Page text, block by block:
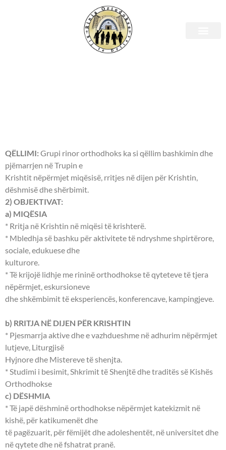
QËLLIMI:Grupi rinor orthodhoks ka si qëllim bashkimin dhe
pjëmarrjen në Trupin e
Krishtit nëpërmjet miqësisë, rritjes në dijen për Krishtin,
dëshmisë dhe shërbimit.
2) OBJEKTIVAT:
a) MIQËSIA
* Rritja në Krishtin në miqësi të krishterë.
* Mbledhja së bashku për aktivitete të ndryshme shpirtërore,
sociale, edukuese dhe
kulturore.
* Të krijojë lidhje me rininë orthodhokse të qyteteve të tjera
nëpërmjet, eskursioneve
dhe shkëmbimit të eksperiencës, konferencave, kampingjeve.
b) RRITJA NË DIJEN PËR KRISHTIN
* Pjesmarrja aktive dhe e vazhdueshme në adhurim nëpërmjet
lutjeve, Liturgjisë
Hyjnore dhe Mistereve të shenjta.
* Studimi i besimit, Shkrimit të Shenjtë dhe traditës së Kishës
Orthodhokse
c) DËSHMIA
* Të japë dëshminë orthodhokse nëpërmjet katekizmit në
kishë, për katikumenët dhe
të pagëzuarit, për fëmijët dhe adoleshentët, në universitet dhe
në qytete dhe në fshatrat pranë.